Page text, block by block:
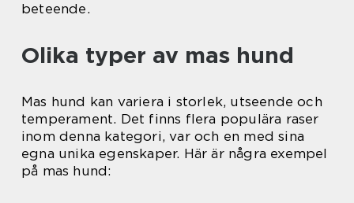
beteende.
Olika typer av mas hund
Mas hund kan variera i storlek, utseende och
temperament. Det finns flera populära raser
inom denna kategori, var och en med sina
egna unika egenskaper. Här är några exempel
på mas hund: